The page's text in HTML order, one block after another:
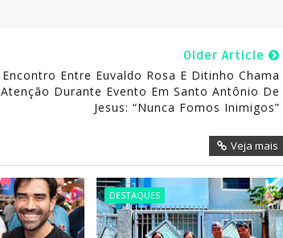
Older Article
Encontro Entre Euvaldo Rosa E Ditinho Chama
Atenção Durante Evento Em Santo Antônio De
Jesus: “nunca Fomos Inimigos”
Veja mais
DESTAQUES